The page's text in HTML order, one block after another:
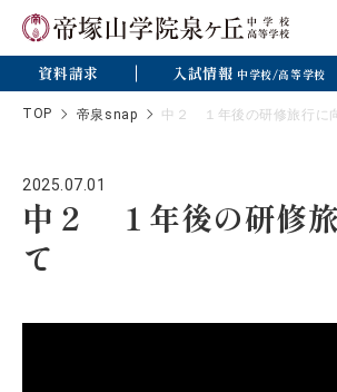
資料請求 入試情報 中学校/高等学校
TOP 帝泉snap 中２ １年後の研修旅行に
2025.07.01
中２ １年後の研修
て